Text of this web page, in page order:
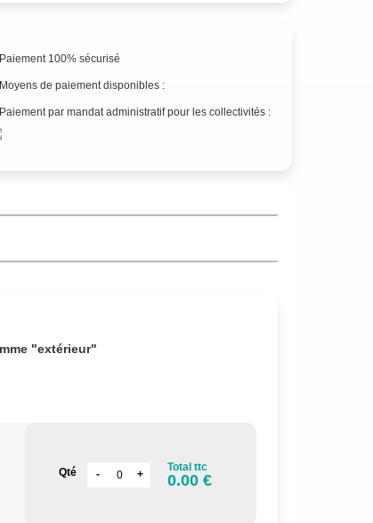
100% sécurisé
de paiement disponibles :
par mandat administratif pour les collectivités :
"extérieur"
Qté Total ttc
0.00 €